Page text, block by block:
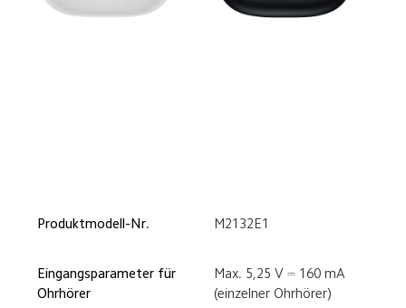
Produktmodell-Nr. M2132E1
Eingangsparameter für
Ohrhörer
Max. 5,25 V ⎓ 160 mA
(einzelner Ohrhörer)